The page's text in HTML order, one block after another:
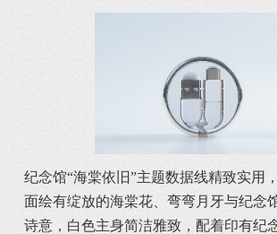
纪念馆“海棠依旧”主题数据线精致实用
面绘有绽放的海棠花、弯弯月牙与纪念
诗意，白色主身简洁雅致，配着印有纪